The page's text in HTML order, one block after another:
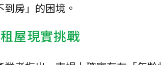
到房」的困境。
屋現實挑戰